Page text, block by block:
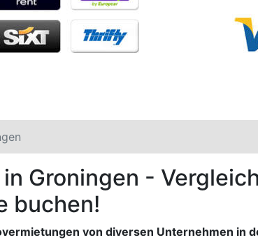
Groningen -
buchen!
von diversen Unternehmen in